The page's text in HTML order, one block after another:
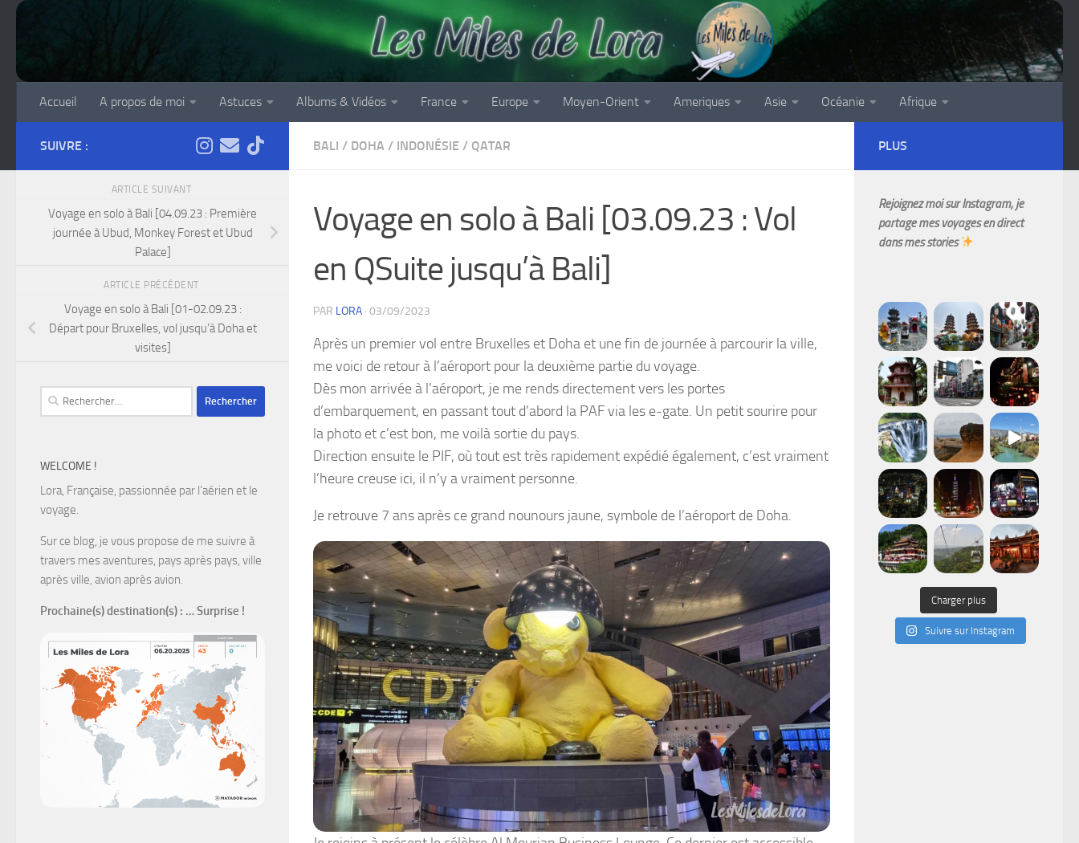
Accueil A propos de moi Astuces Albums & Vidéos France Europe Moyen-Orient Ameriques Asie Océanie Afrique
BALI / DOHA / INDONÉSIE / QATAR
Voyage en solo à Bali [03.09.23 : Vol
en QSuite jusqu’à Bali]
PAR LORA · 03/09/2023
Après un premier vol entre Bruxelles et Doha et une fin de journée à parcourir la ville,
me voici de retour à l’aéroport pour la deuxième partie du voyage.
Dès mon arrivée à l’aéroport, je me rends directement vers les portes
d’embarquement, en passant tout d’abord la PAF via les e-gate. Un petit sourire pour
la photo et c’est bon, me voilà sortie du pays.
Direction ensuite le PIF, où tout est très rapidement expédié également, c’est vraiment
l’heure creuse ici, il n’y a vraiment personne.
Je retrouve 7 ans après ce grand nounours jaune, symbole de l’aéroport de Doha.
SUIVRE :
ARTICLE SUIVANT
Voyage en solo à Bali [04.09.23 : Première
journée à Ubud, Monkey Forest et Ubud
Palace]
ARTICLE PRÉCÉDENT
Voyage en solo à Bali [01-02.09.23 :
Départ pour Bruxelles, vol jusqu’à Doha et
visites]
Rechercher :
WELCOME !
Lora, Française, passionnée par l’aérien et le
voyage.
Sur ce blog, je vous propose de me suivre à
travers mes aventures, pays après pays, ville
après ville, avion après avion.
Prochaine(s) destination(s) : … Surprise !
PLUS
Rejoignez moi sur Instagram, je
partage mes voyages en direct
dans mes stories
Charger plus
Suivre sur Instagram